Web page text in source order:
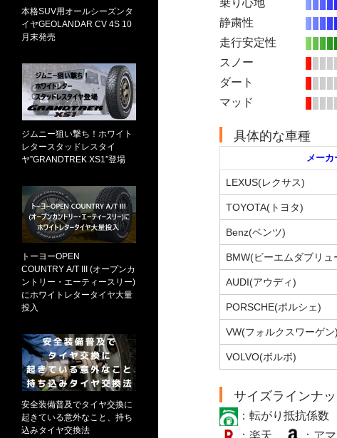
乗り心地
静粛性
走行安定性
スノー
ダート
マッド
具体的な車種
メーカ
LEXUS(レクサス)
TOYOTA(トヨタ)
Benz(ベンツ)
BMW(ビーエムダブリュ
AUDI(アウディ)
PORSCHE(ポルシェ)
VW(フォルクスワーゲン)
VOLVO(ボルボ)
サイズラインナ
：転がり抵抗係数
：楽天
：ア
本格SUV用オールシーズンタ
イヤGEOLANDAR CV 4S 10
月末発売
ジムニー狙い撃ち！ホワイト
レタースタッドレスタイ
ヤ”GRANDTREK XS1″登場
トーヨーOPEN
COUNTRY A/T III (オープンカ
ントリー・エーティースリー)
にホワイトレタータイヤ大量
投入
安全装備普及でタイヤ交換に
起きている意外なこと、持ち
込みタイヤ交換法